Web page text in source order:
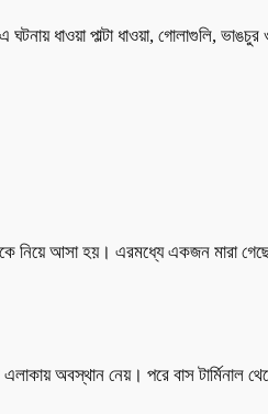
ঘটনায় ধাওয়া পাল্টা ধাওয়া, গোলাগুলি,
নিয়ে আসা হয়। এরমধ্যে একজন মারা
অবস্থান নেয়। পরে বাস